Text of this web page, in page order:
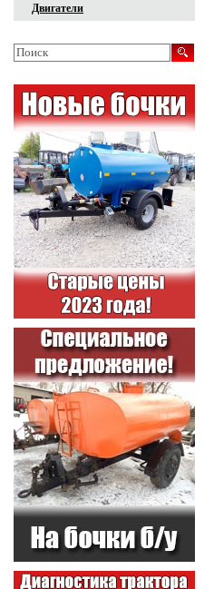
Двигатели